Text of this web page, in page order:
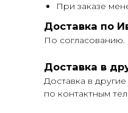
При заказе
Доставка по
По
Доставка в
Доставка в
по контактным